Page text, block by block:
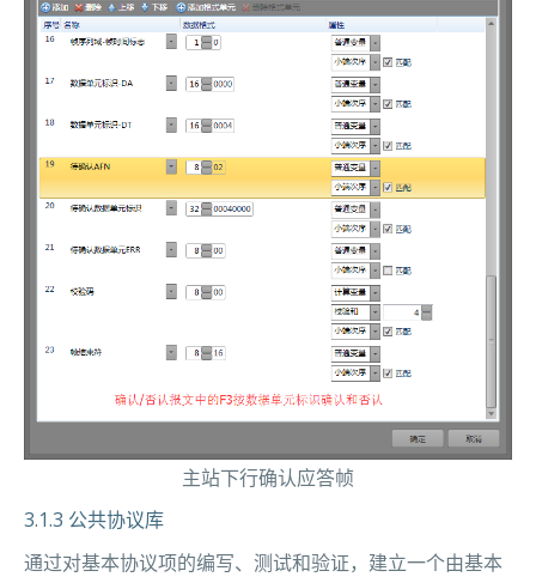
主站下行确认应答帧
3.1.3 公共协议库
通过对基本协议项的编写、测试和验证，建立一个由基本